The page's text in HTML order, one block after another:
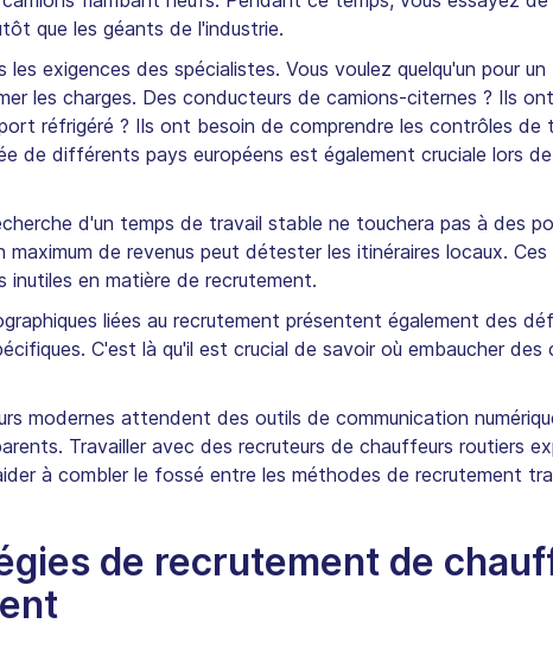
que les géants de l'industrie.
les exigences des spécialistes. Vous voulez quelqu'un pour
les charges. Des conducteurs de camions-citernes ? Ils
réfrigéré ? Ils ont besoin de comprendre les contrôles de
de différents pays européens est également cruciale lors
d'un temps de travail stable ne touchera pas à des
maximum de revenus peut détester les itinéraires locaux.
inutiles en matière de recrutement.
liées au recrutement présentent également des
C'est là qu'il est crucial de savoir où embaucher
modernes attendent des outils de communication
Travailler avec des recruteurs de chauffeurs routiers
à combler le fossé entre les méthodes de recrutement
de recrutement de